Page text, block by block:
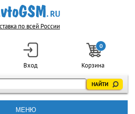
по всей России
Вход
0
Корзина
МЕНЮ